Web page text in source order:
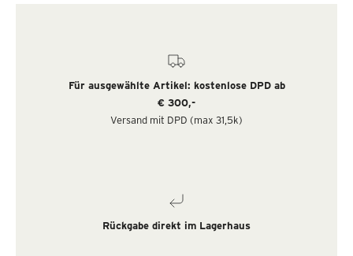
Für ausgewählte Artikel: kostenlose DPD ab
€ 300,-
Versand mit DPD (max 31,5k)
Rückgabe direkt im Lagerhaus